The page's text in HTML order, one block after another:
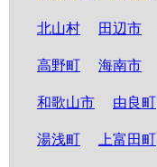
北山村 田辺市
高野町 海南市
和歌山市 由良町
湯浅町 上富田町